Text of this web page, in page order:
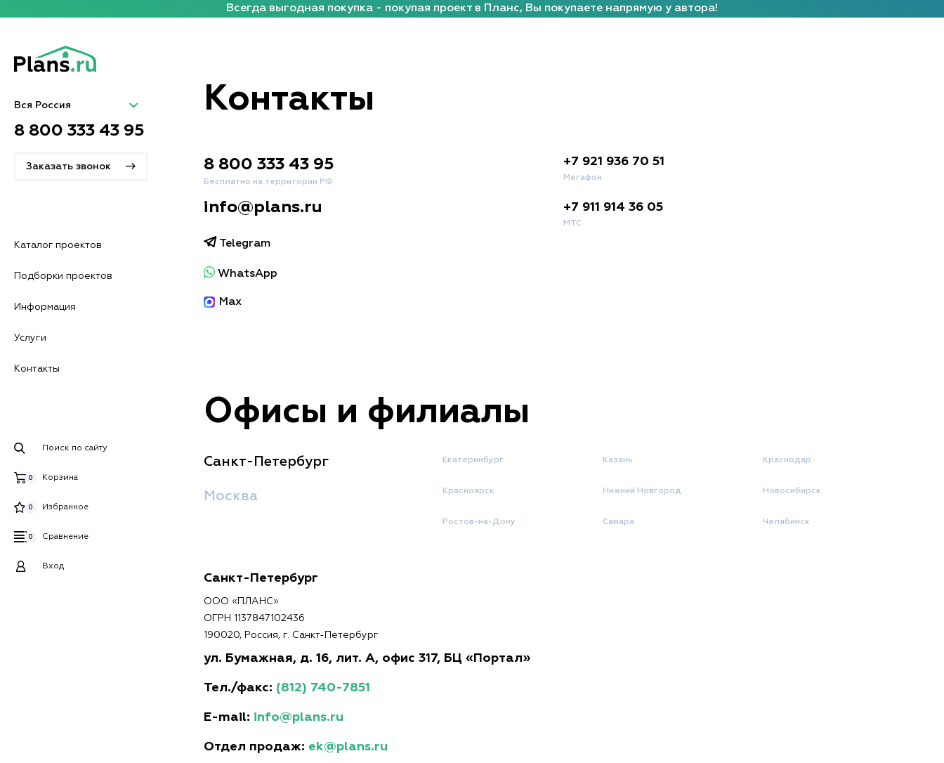
Всегда выгодная покупка - покупая проект в Планс, Вы покупаете напрямую у автора!
Вся Россия
8 800 333 43 95
Заказать звонок
Каталог проектов
Подборки проектов
Информация
Услуги
Контакты
Поиск по сайту
Корзина
0
Избранное
0
Сравнение
0
Вход
Контакты
8 800 333 43 95
Бесплатно на территории РФ
info@plans.ru
Telegram
WhatsApp
Max
+7 921 936 70 51
Мегафон
+7 911 914 36 05
МТС
Офисы и филиалы
Санкт-Петербург
Москва
Екатеринбург Казань Краснодар
Красноярск Нижний Новгород Новосибирск
Ростов-на-Дону Самара Челябинск
Санкт-Петербург
ООО «ПЛАНС»
ОГРН 1137847102436
190020, Россия, г. Санкт-Петербург
ул. Бумажная, д. 16, лит. А, офис 317, БЦ «Портал»
Тел./факс: (812) 740-7851
E-mail: info@plans.ru
Отдел продаж: ek@plans.ru